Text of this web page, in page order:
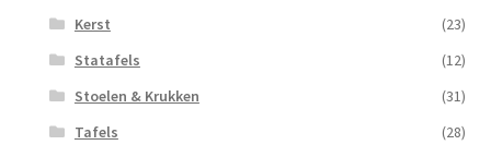
Kerst
(23)
Statafels
(12)
Stoelen & Krukken
(31)
Tafels
(28)